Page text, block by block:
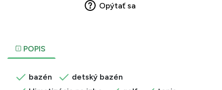
POPIS
bazén
detský bazén
Opýtať sa